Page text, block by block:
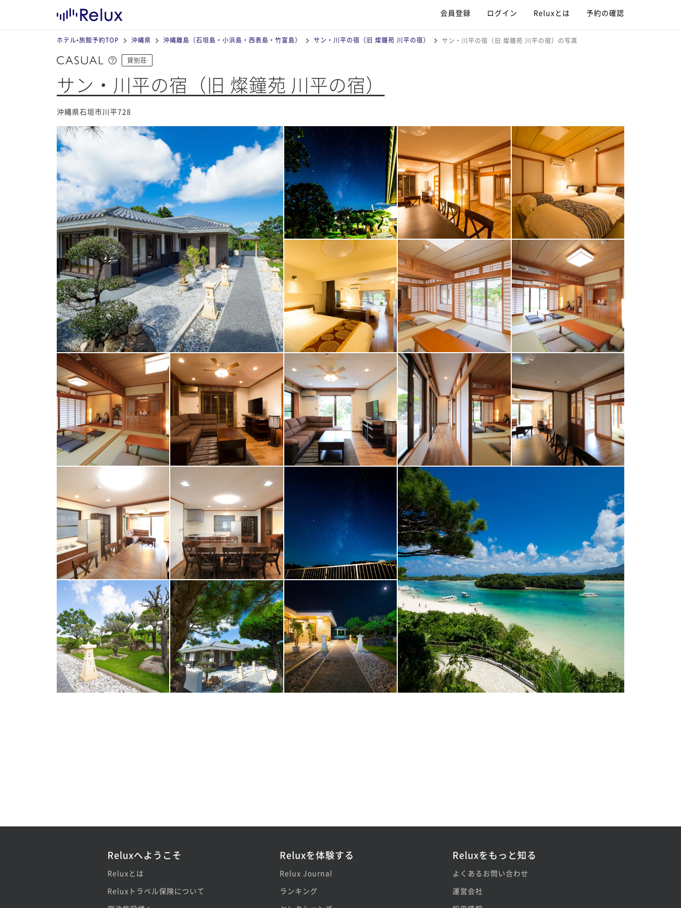
会員登録 ログイン Reluxとは 予約の確認
ホテル•旅館予約TOP 沖縄県 沖縄離島（石垣島・小浜島・西表島・竹富島） サン・川平の宿（旧 燦鐘苑 川平の宿） サン・川平の宿（旧 燦鐘苑 川平の宿）の写真
貸別荘
サン・川平の宿（旧 燦鐘苑 川平の宿）
沖縄県石垣市川平728
Reluxへようこそ
Reluxとは
Reluxトラベル保険について
Reluxを体験する
Relux Journal
ランキング
Reluxをもっと知る
よくあるお問い合わせ
運営会社